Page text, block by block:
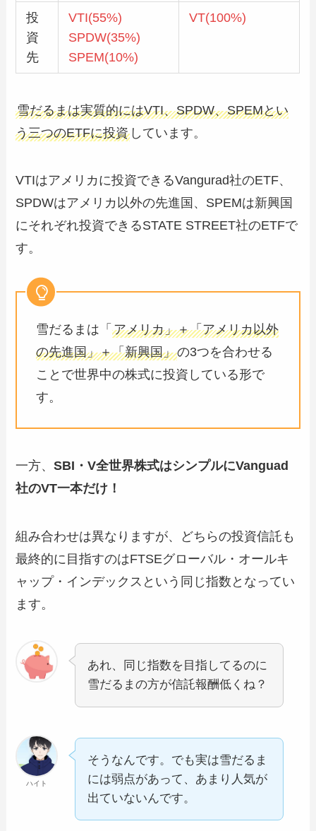
投
資
先
VTI(55%)
SPDW(35%)
SPEM(10%)
VT(100%)
雪だるまは実質的にはVTI、SPDW、SPEMとい
う三つのETFに投資 しています。
VTIはアメリカに投資できるVangurad社のETF、
SPDWはアメリカ以外の先進国、SPEMは新興国
にそれぞれ投資できるSTATE STREET社のETFで
す。
雪だるまは「アメリカ」＋「アメリカ以外
の先進国」＋「新興国」の3つを合わせる
ことで世界中の株式に投資している形で
す。
一方、SBI・V全世界株式はシンプルにVanguad
社のVT一本だけ！
組み合わせは異なりますが、どちらの投資信託も
最終的に目指すのはFTSEグローバル・オールキ
ャップ・インデックスという同じ指数となってい
ます。
あれ、同じ指数を目指してるのに
雪だるまの方が信託報酬低くね？
ハイト
そうなんです。でも実は雪だるま
には弱点があって、あまり人気が
出ていないんです。